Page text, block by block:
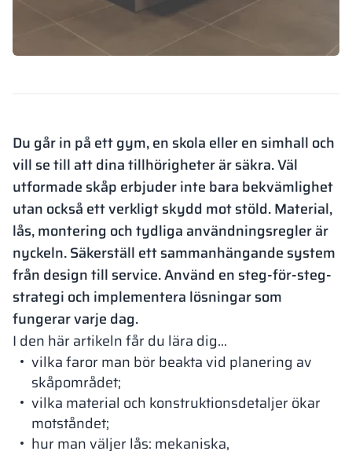
Du går in på ett gym, en skola eller en simhall och
vill se till att dina tillhörigheter är säkra. Väl
utformade skåp erbjuder inte bara bekvämlighet
utan också ett verkligt skydd mot stöld. Material,
lås, montering och tydliga användningsregler är
nyckeln. Säkerställ ett sammanhängande system
från design till service. Använd en steg-för-steg-
strategi och implementera lösningar som
fungerar varje dag.
I den här artikeln får du lära dig…
vilka faror man bör beakta vid planering av
skåpområdet;
vilka material och konstruktionsdetaljer ökar
motståndet;
hur man väljer lås: mekaniska,